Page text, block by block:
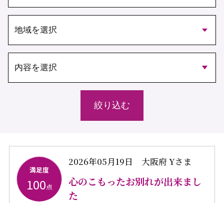
満足度
100点
2026年05月19日 大阪府 Yさま
心のこもったお別れが出来まし
た